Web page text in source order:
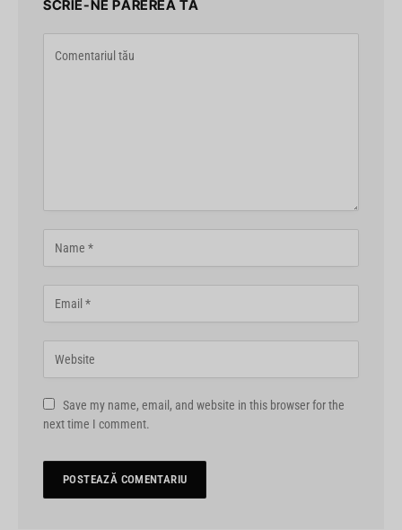
SCRIE-NE PĂREREA TA
Save my name, email, and website in this browser for the
next time I comment.